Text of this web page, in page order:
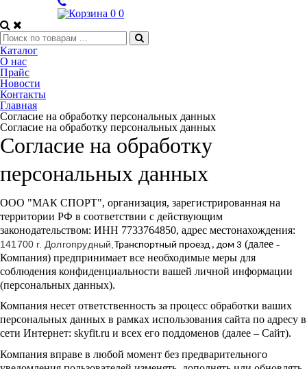
0 0
Каталог
О нас
Прайс
Новости
Контакты
Главная
Согласие на обработку персональных данных
Согласие на обработку персональных данных
Согласие на обработку
персональных данных
ООО "МАК СПОРТ", организация, зарегистрированная на
территории РФ в соответствии с действующим
законодательством: ИНН 7733764850, адрес местонахождения:
141700 г. Долгопрудный, Транспортный проезд , дом 3 (далее -
Компания) предпринимает все необходимые меры для
соблюдения конфиденциальности вашей личной информации
(персональных данных).
Компания несет ответственность за процесс обработки ваших
персональных данных в рамках использования сайта по адресу в
сети Интернет: skyfit.ru и всех его поддоменов (далее – Сайт).
Компания вправе в любой момент без предварительного